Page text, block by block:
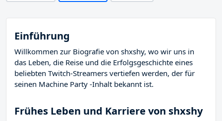
Einführung
Willkommen zur Biografie von shxshy, wo wir uns in
das Leben, die Reise und die Erfolgsgeschichte eines
beliebten Twitch-Streamers vertiefen werden, der für
seinen Machine Party -Inhalt bekannt ist.
Frühes Leben und Karriere von shxshy